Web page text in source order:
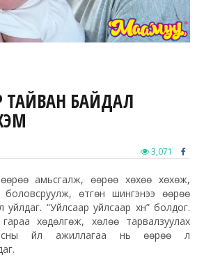
ТАЙВАН БАЙДАЛ
3,071
л өөрөө амьсгалж, өөрөө хөхөө хөхөж,
боловсруулж, өтгөн шингэнээ өөрөө
“Уйлсаар уйлсаар хүн” болдог.
хөдөлгөж, хөлөө тарвалзуулах
үйл ажиллагаа нь өөрөө л